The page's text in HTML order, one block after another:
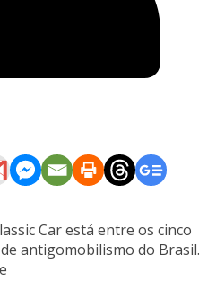
Car está entre os cinco
antigomobilismo do Brasil.